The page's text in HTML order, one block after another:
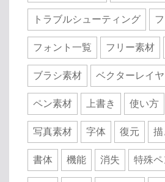
トラブルシューティング
フォント一覧 フリー素材
ブラシ素材 ベクターレイ
ペン素材 上書き 使い方
写真素材 字体 復元 描
書体 機能 消失 特殊ペ